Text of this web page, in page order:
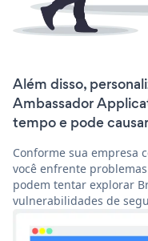
Além disso,
Ambassador
tempo e pode
Conforme sua empresa
você enfrente
podem tentar explorar
vulnerabilidades de